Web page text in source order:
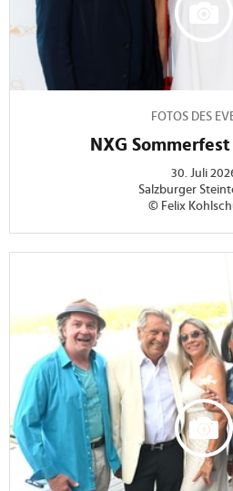
FOTOS DES
NXG Sommerfest
30. Juli
Salzburger
© Felix